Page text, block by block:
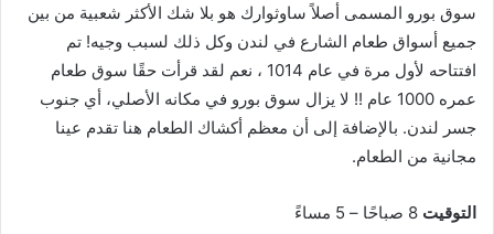
سوق بورو المسمى أصلاً ساوثوارك هو بلا شك الأكثر شعبية من بين
جميع أسواق طعام الشارع في لندن وكل ذلك لسبب وجيه! تم
افتتاحه لأول مرة في عام 1014 ، نعم لقد قرأت حقًا سوق طعام
عمره 1000 عام !! لا يزال سوق بورو في مكانه الأصلي، أي جنوب
جسر لندن. بالإضافة إلى أن معظم أكشاك الطعام هنا تقدم عينا
مجانية من الطعام.
التوقيت